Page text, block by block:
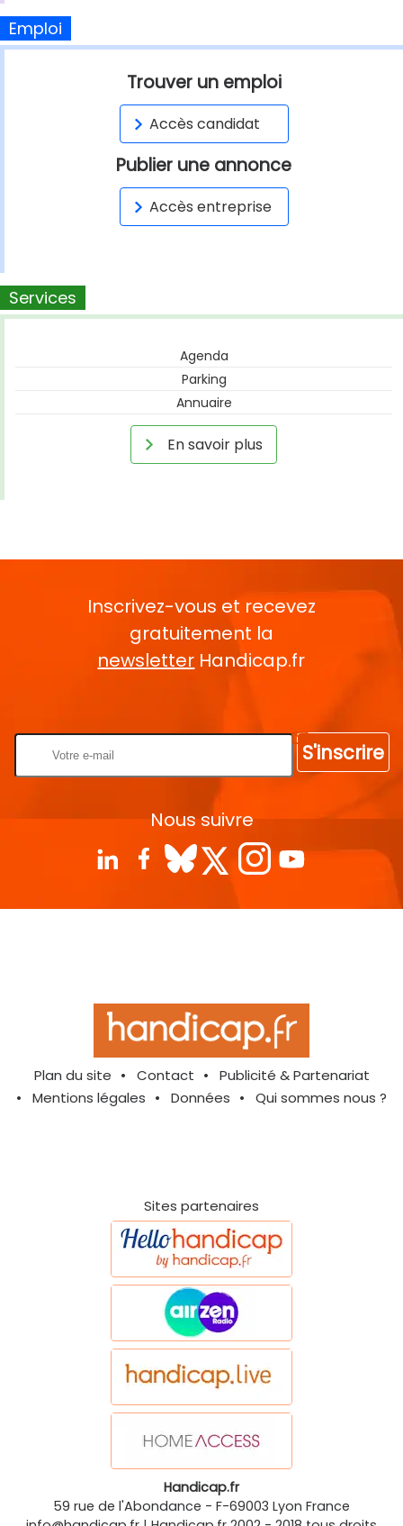
Emploi
Trouver un emploi
Accès candidat
Publier une annonce
Accès entreprise
Services
Agenda
Parking
Annuaire
En savoir plus
Inscrivez-vous et recevez
gratuitement la
newsletter Handicap.fr
S'inscrire
Nous suivre
Plan du site Contact
Publicité & Partenariat
Mentions légales
Données Qui sommes nous ?
Sites partenaires
Handicap.fr
59 rue de l'Abondance - F-69003 Lyon France